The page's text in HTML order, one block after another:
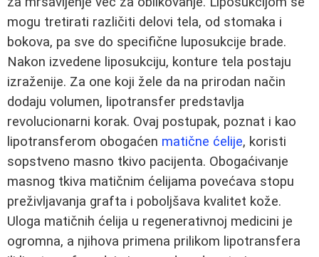
mogu tretirati različiti delovi tela, od stomaka i
bokova, pa sve do specifične luposukcije brade.
Nakon izvedene liposukciju, konture tela postaju
izraženije. Za one koji žele da na prirodan način
dodaju volumen, lipotransfer predstavlja
revolucionarni korak. Ovaj postupak, poznat i kao
lipotransferom obogaćen matične ćelije, koristi
sopstveno masno tkivo pacijenta. Obogaćivanje
masnog tkiva matičnim ćelijama povećava stopu
preživljavanja grafta i poboljšava kvalitet kože.
Uloga matičnih ćelija u regenerativnoj medicini je
ogromna, a njihova primena prilikom lipotransfera